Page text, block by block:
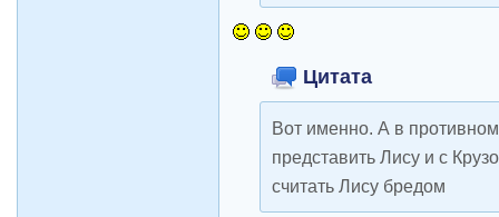
Цитата
Вот именно. А в
представить Лису и с
считать Лису бредом